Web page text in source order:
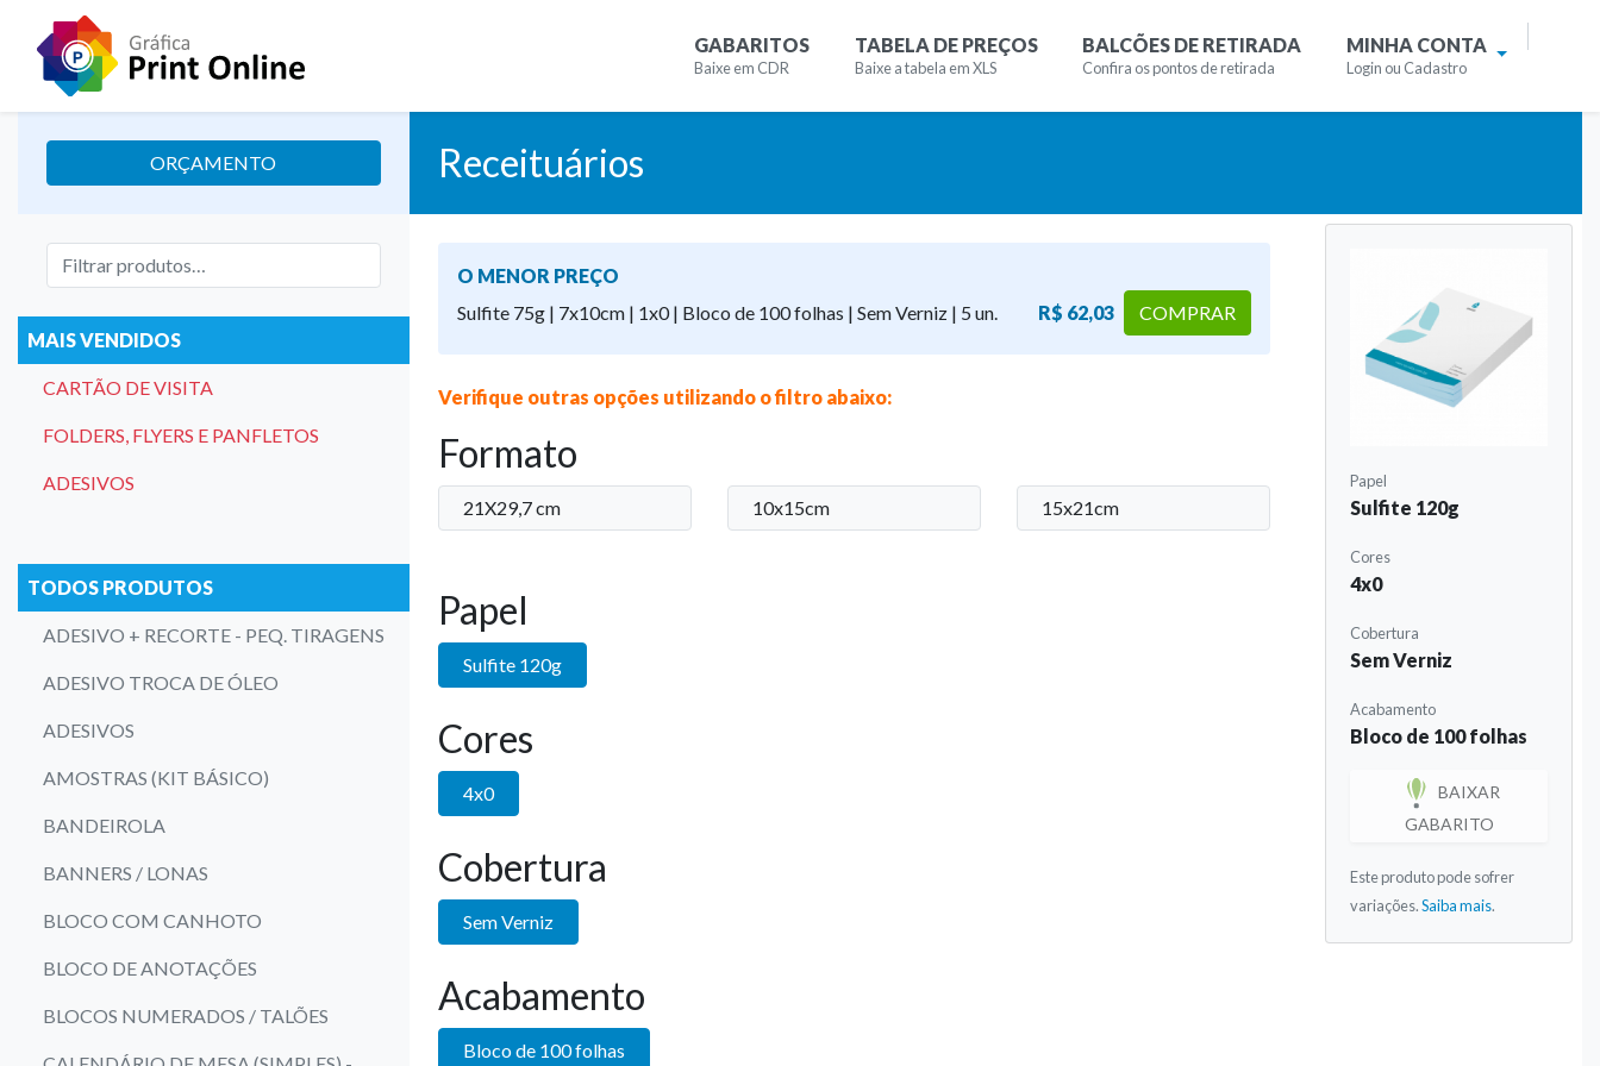
GABARITOS
Baixe em CDR
TABELA DE PREÇOS
Baixe a tabela em XLS
BALCÕES DE RETIRADA
Confira os pontos de retirada
MINHA CONTA
Login ou Cadastro
ORÇAMENTO
MAIS VENDIDOS
CARTÃO DE VISITA
FOLDERS, FLYERS E PANFLETOS
ADESIVOS
TODOS PRODUTOS
ADESIVO + RECORTE - PEQ. TIRAGENS
ADESIVO TROCA DE ÓLEO
ADESIVOS
AMOSTRAS (KIT BÁSICO)
BANDEIROLA
BANNERS / LONAS
BLOCO COM CANHOTO
BLOCO DE ANOTAÇÕES
BLOCOS NUMERADOS / TALÕES
Receituários
O MENOR PREÇO
Sulfite 75g | 7x10cm | 1x0 | Bloco de 100 folhas | Sem Verniz | 5 un.
R$ 62,03 COMPRAR
Verifique outras opções utilizando o filtro abaixo:
Formato
21X29,7 cm 10x15cm 15x21cm
Papel
Sulfite 120g
Cores
4x0
Cobertura
Sem Verniz
Acabamento
Bloco de 100 folhas
Papel
Sulfite 120g
Cores
4x0
Cobertura
Sem Verniz
Acabamento
Bloco de 100 folhas
BAIXAR
GABARITO
Este produto pode sofrer
variações.Saiba mais.